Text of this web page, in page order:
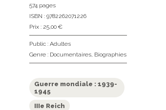
574 pages
ISBN : 9782262071226
Prix : 25,00 €
Public : Adultes
Genre : Documentaires Biographies
Guerre mondiale : 1939-
1945
IIIe Reich